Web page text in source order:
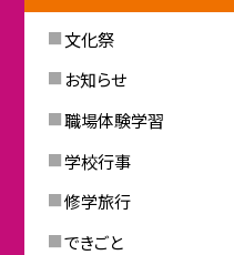
文化祭
お知らせ
職場体験学習
学校行事
修学旅行
できごと